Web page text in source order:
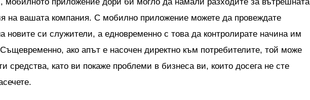
на вашата компания. С мобилно приложение можете да провеждате
новите си служители, а едновременно с това да контролирате начина им
ако апът е насочен директно към потребителите, той може
средства, като ви покаже проблеми в бизнеса ви, които досега не сте